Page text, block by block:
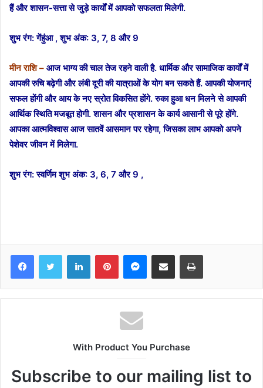
हैं और शासन-सत्ता से जुड़े कार्यों में आपको सफलता मिलेगी.
शुभ रंग: गेंहुंआ ,शुभ अंक: 3, 7, 8 और 9
मीन राशि – आज भाग्य की चाल तेज रहने वाली है. धार्मिक और सामाजिक कार्यों में
आपकी रुचि बढ़ेगी और लंबी दूरी की यात्राओं के योग बन सकते हैं. आपकी योजनाएं
सफल होंगी और आय के नए स्रोत विकसित होंगे. रुका हुआ धन मिलने से आपकी
आर्थिक स्थिति मजबूत होगी. शासन और प्रशासन के कार्य आसानी से पूरे होंगे.
आपका आत्मविश्वास आज सातवें आसमान पर रहेगा, जिसका लाभ आपको अपने
पेशेवर जीवन में मिलेगा.
शुभ रंग: स्वर्णिम शुभ अंक: 3, 6, 7 और 9 ,
FacebookTwitter LinkedInPinterestMessenger
Share via Email Print
With Product You Purchase
Subscribe to our mailing list to